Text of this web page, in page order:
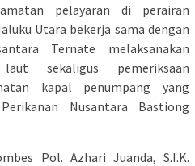
pelayaran di perairan
Utara bekerja sama dengan
Ternate melaksanakan
sekaligus pemeriksaan
kapal penumpang yang
Nusantara Bastiong
Pol. Azhari Juanda, S.I.K.